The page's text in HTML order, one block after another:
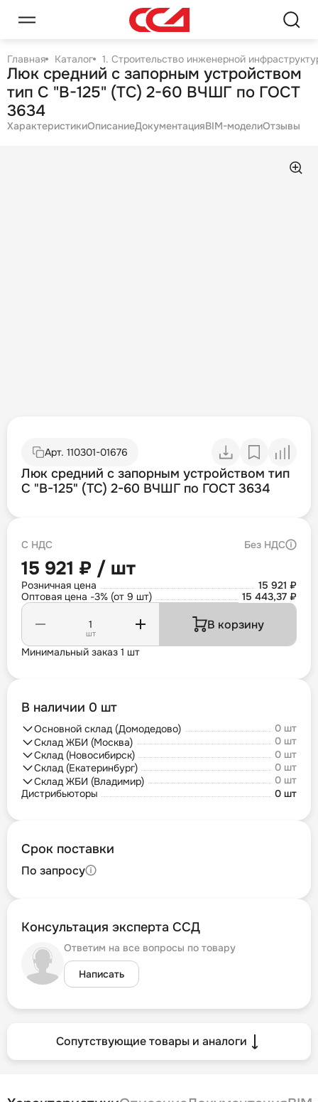
Главная Каталог 1. Строительство инженерной
Люк средний с запорным устройством
тип С "В-125" (ТС) 2-60 ВЧШГ по ГОСТ
3634
ХарактеристикиОписаниеДокументацияBIM-моделиОтзывы
Арт. 110301-01676
Люк средний с запорным устройством тип
С "В-125" (ТС) 2-60 ВЧШГ по ГОСТ 3634
С НДС Без НДС
15 921 ₽ / шт
Розничная цена
15 921 ₽
Оптовая цена -3% (от 9 шт)
15 443,37 ₽
шт
В корзину
Минимальный заказ 1 шт
В наличии 0 шт
Основной склад (Домодедово)
0 шт
Склад ЖБИ (Москва)
0 шт
Склад (Новосибирск)
0 шт
Склад (Екатеринбург)
0 шт
Склад ЖБИ (Владимир)
0 шт
Дистрибьюторы
0 шт
Срок поставки
По запросу
Консультация эксперта ССД
Ответим на все вопросы по товару
Написать
Сопутствующие товары и аналоги